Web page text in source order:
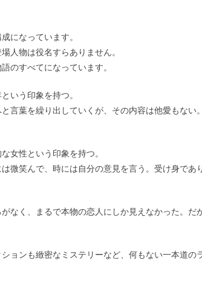
になっています。
人物は役名すらありません。
のすべてになっています。
いう印象を持つ。
言葉を繰り出していくが、その内容は他愛もない
女性という印象を持つ。
微笑んで、時には自分の意見を言う。受け身であ
なく、まるで本物の恋人にしか見えなかった。だ
ョンも緻密なミステリーなど、何もない一本道の